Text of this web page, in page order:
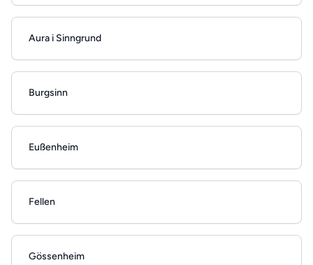
Aura i Sinngrund
Burgsinn
Eußenheim
Fellen
Gössenheim